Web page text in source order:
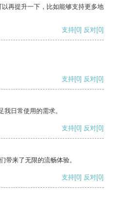
再提升一下，比如能够支持更多地
支持[0] 反对[0]
支持[0] 反对[0]
日常使用的需求。
支持[0] 反对[0]
带来了无限的流畅体验。
支持[0] 反对[0]